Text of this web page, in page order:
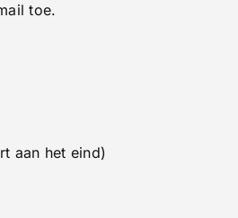
toe.
aan het eind)